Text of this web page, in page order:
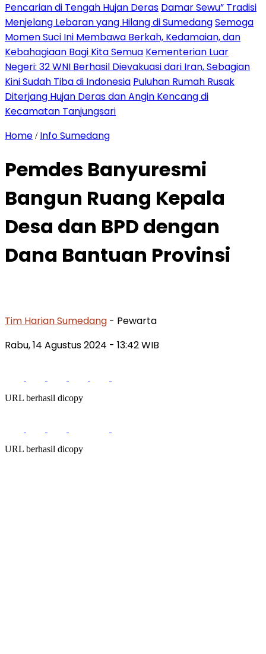
Pencarian di Tengah Hujan Deras Damar Sewu” Tradisi
Menjelang Lebaran yang Hilang di SumedangSemoga
Momen Suci Ini Membawa Berkah, Kedamaian, dan
Kebahagiaan Bagi Kita Semua Kementerian Luar
Negeri: 32 WNI Berhasil Dievakuasi dari Iran, Sebagian
Kini Sudah Tiba di Indonesia Puluhan Rumah Rusak
Diterjang Hujan Deras dan Angin Kencang di
Kecamatan Tanjungsari
Home / Info Sumedang
Pemdes Banyuresmi
Bangun Ruang Kepala
Desa dan BPD dengan
Dana Bantuan Provinsi
Tim Harian Sumedang - Pewarta
Rabu, 14 Agustus 2024 - 13:42 WIB
URL berhasil dicopy
URL berhasil dicopy